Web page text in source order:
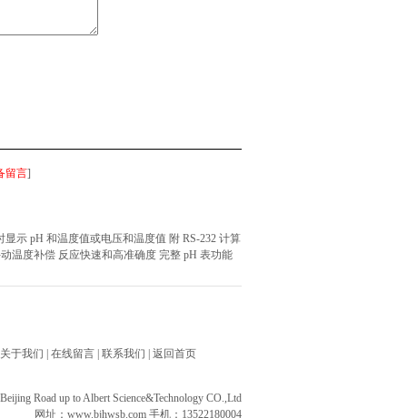
留言]
示 pH 和温度值或电压和温度值 附 RS-232 计算
温度补偿 反应快速和高准确度 完整 pH 表功能
关于我们 在线留言 联系我们 返回首页
Road up to Albert Science&Technology CO.,Ltd
网址： www.bjhwsb.com 手机：13522180004